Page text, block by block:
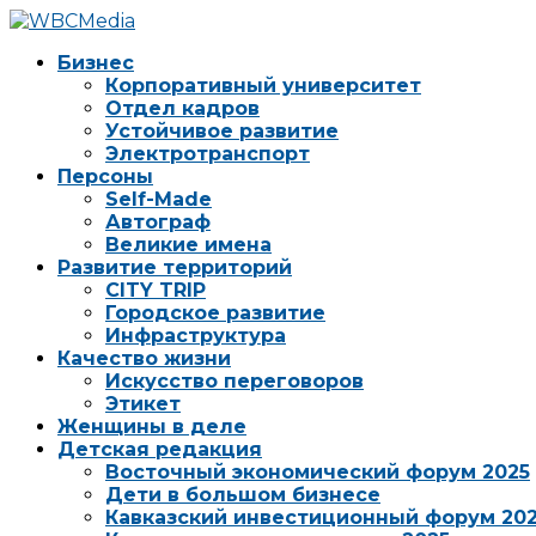
Бизнес
Корпоративный университет
Отдел кадров
Устойчивое развитие
Электротранспорт
Персоны
Self-Made
Автограф
Великие имена
Развитие территорий
CITY TRIP
Городское развитие
Инфраструктура
Качество жизни
Искусство переговоров
Этикет
Женщины в деле
Детская редакция
Восточный экономический форум 2025
Дети в большом бизнесе
Кавказский инвестиционный форум